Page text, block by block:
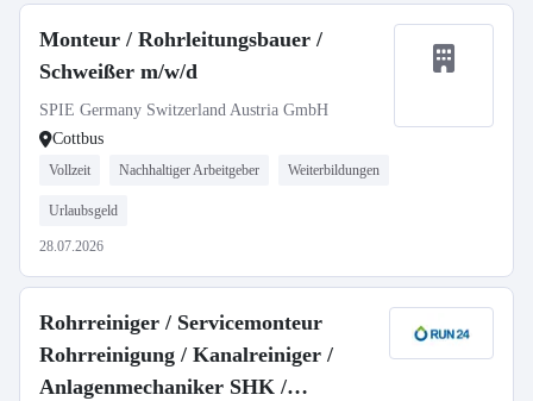
Monteur / Rohrleitungsbauer /
Schweißer m/w/d
SPIE Germany Switzerland Austria GmbH
Cottbus
Vollzeit Nachhaltiger Arbeitgeber Weiterbildungen
Urlaubsgeld
28.07.2026
Rohrreiniger / Servicemonteur
Rohrreinigung / Kanalreiniger /
Anlagenmechaniker SHK /